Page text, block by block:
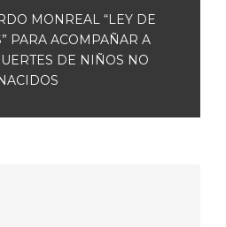
MONREAL “LEY DE
PARA ACOMPAÑAR A
DE NIÑOS NO
NACIDOS